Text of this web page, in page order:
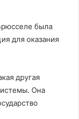
была
для оказания
другая
Она